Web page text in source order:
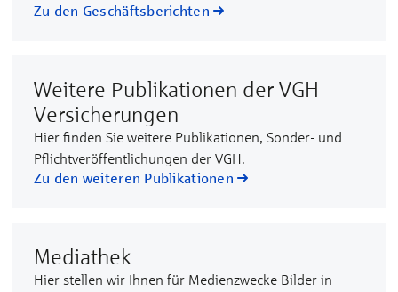
Zu den Geschäftsberichten
Weitere Publikationen der VGH
Versicherungen
Hier finden Sie weitere Publikationen, Sonder- und
Pflichtveröffentlichungen der VGH.
Zu den weiteren Publikationen
Mediathek
Hier stellen wir Ihnen für Medienzwecke Bilder in